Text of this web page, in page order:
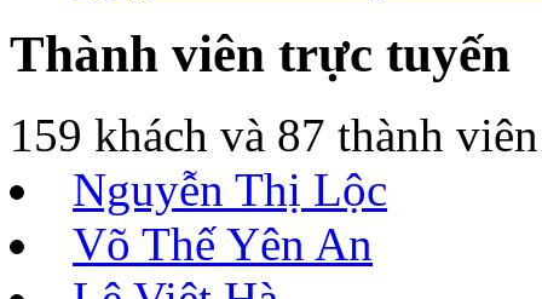
Thành viên trực tuyến
159 khách và 87 thành viên
Nguyễn Thị Lộc
Võ Thế Yên An